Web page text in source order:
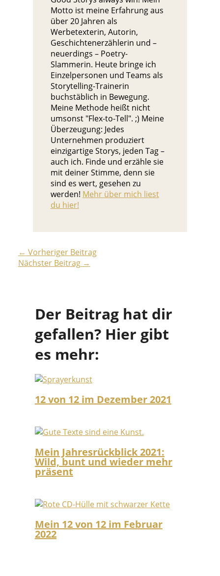
Motto ist meine Erfahrung aus
über 20 Jahren als
Werbetexterin, Autorin,
Geschichtenerzählerin und –
neuerdings – Poetry-
Slammerin. Heute bringe ich
Einzelpersonen und Teams als
Storytelling-Trainerin
buchstäblich in Bewegung.
Meine Methode heißt nicht
umsonst "Flex-to-Tell". ;) Meine
Überzeugung: Jedes
Unternehmen produziert
einzigartige Storys, jeden Tag –
auch ich. Finde und erzähle sie
mit deiner Stimme, denn sie
sind es wert, gesehen zu
werden! Mehr über mich liest
du hier!
← Vorheriger Beitrag
Nächster Beitrag →
Der Beitrag hat dir
gefallen? Hier gibt
es mehr:
12 von 12 im Dezember 2021
Mein Jahresrückblick 2021:
Wild, bunt und wieder mehr
präsent
Mein 12 von 12 im Februar
2022